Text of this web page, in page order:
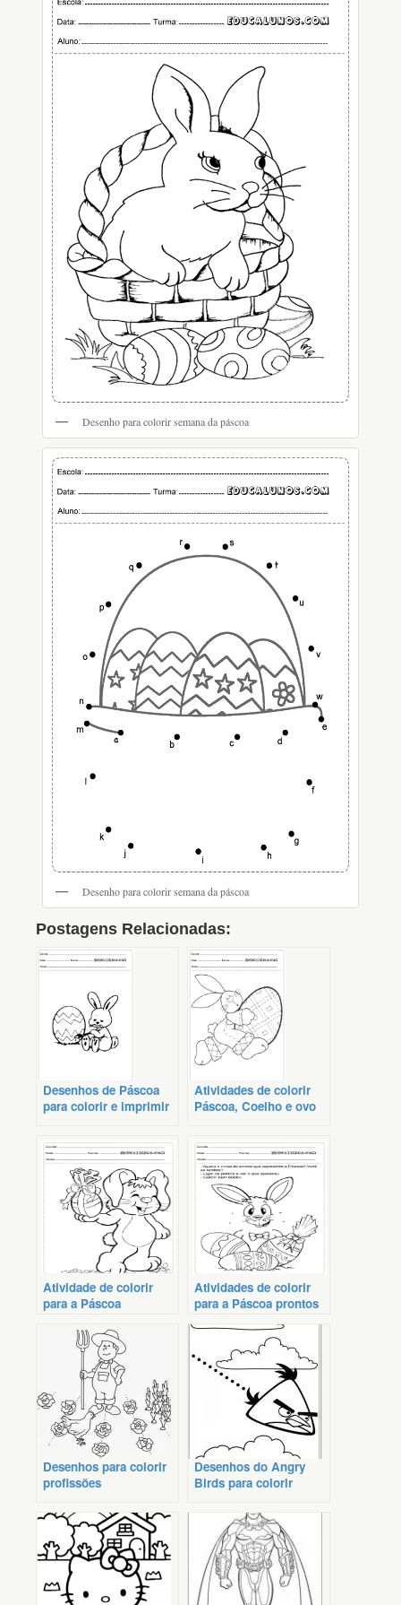
Desenho para colorir semana da páscoa
Desenho para colorir semana da páscoa
Postagens Relacionadas:
Desenhos de Páscoa
para colorir e imprimir
Atividades de colorir
Páscoa, Coelho e ovo
Atividade de colorir
para a Páscoa
Atividades de colorir
para a Páscoa prontos
Desenhos para colorir
profissões
Desenhos do Angry
Birds para colorir